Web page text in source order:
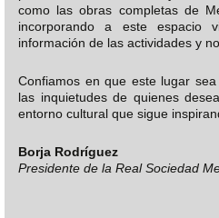
como las obras completas de
incorporando a este espacio
información de las actividades y
Confiamos en que este lugar
las inquietudes de quienes
entorno cultural que sigue
Borja Rodríguez
Presidente de la Real Sociedad